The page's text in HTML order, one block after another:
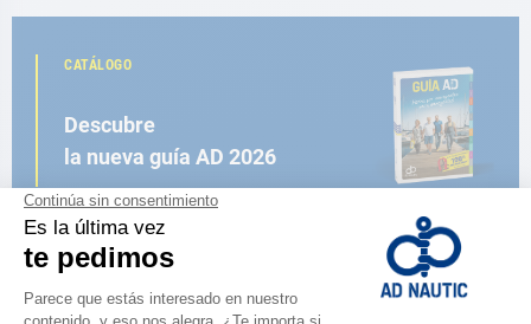
CATÁLOGO
Descubre
la nueva guía AD 2026
NAVEGAR POR EL CATÁLOGO